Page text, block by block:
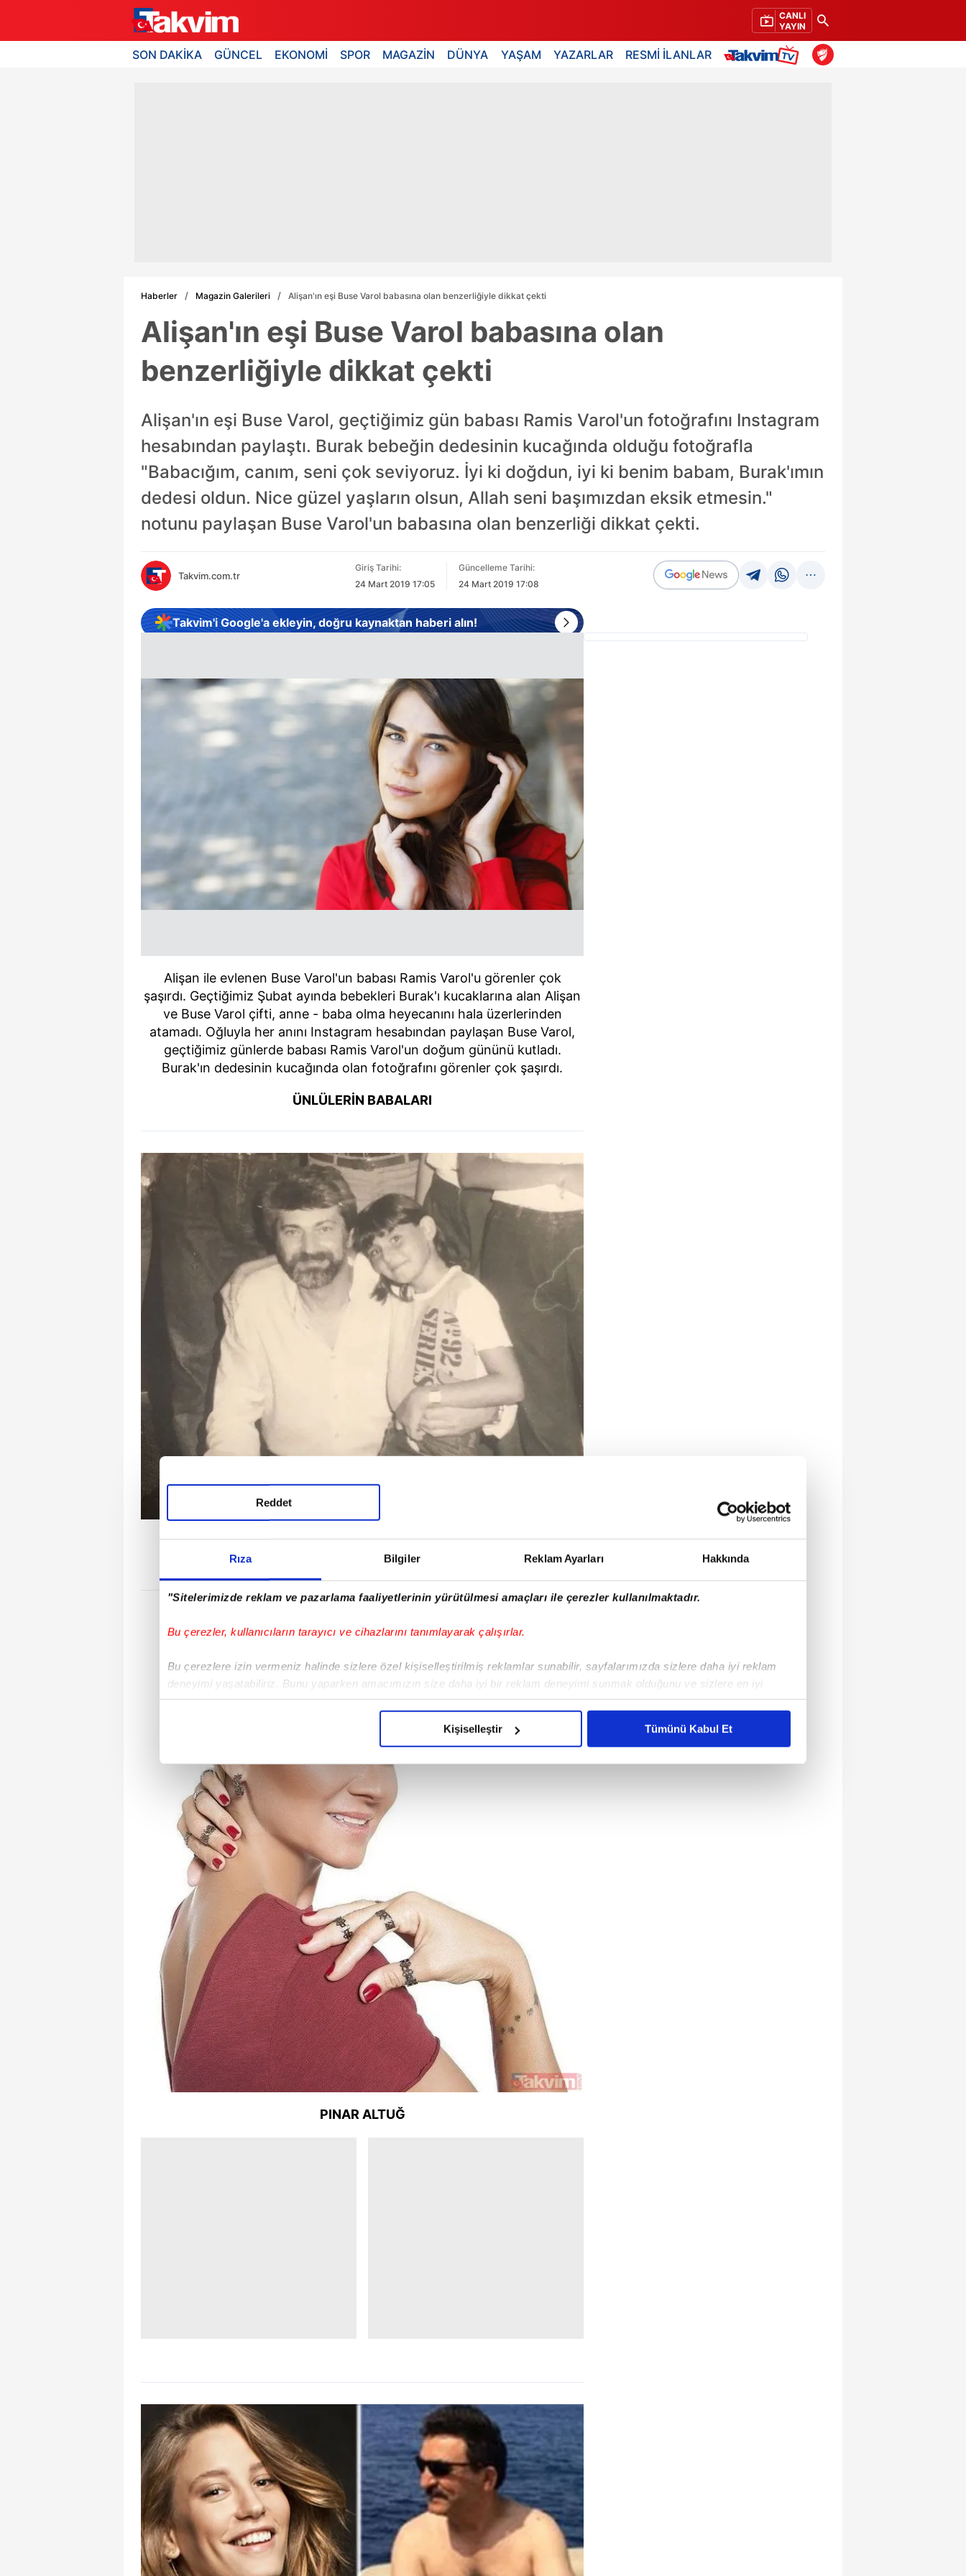
Rıza Bilgiler Reklam Ayarları Hakkında
"Sitelerimizde reklam ve pazarlama faaliyetlerinin yürütülmesi amaçları ile çerezler kullanılmaktadır.
Bu çerezler, kullanıcıların tarayıcı ve cihazlarını tanımlayarak çalışırlar.
Bu çerezlere izin vermeniz halinde sizlere özel kişiselleştirilmiş reklamlar sunabilir, sayfalarımızda sizlere daha iyi reklam
deneyimi yaşatabiliriz. Bunu yaparken amacımızın size daha iyi bir reklam deneyimi sunmak olduğunu ve sizlere en iyi
içerikleri sunabilmek adına elimizden gelen çabayı gösterdiğimizi ve bu noktada, reklamların maliyetlerimizi karşılamak
Sizlere daha iyi bir hizmet sunabilmek için İnternet Sitemizde kendimize ve üçüncü kişilere ait çerezler kullanılmaktadır. Bu
çerezler vasıtasıyla çeşitli kişisel verileriniz işlenmekte olup gerekli olan çerezler bilgi toplumu hizmetlerinin sunulması
amacıyla kullanılmaktadır. Diğer çerezler, sitemizin daha işlevsel kılınması ve kişiselleştirilmesi ve sizlere yönelik
reklam/pazarlama faaliyetlerinin yapılması, amaçlarıyla sınırlı olarak açık rızanız dahilinde kullanılacaktır.
Çerezlere ilişkin tercihlerinizi aşağıda yer alan panel vasıtasıyla belirleyebilirsiniz. Çerezlere ilişkin detaylı bilgi için Ayarlar
butonuna tıklayabilir,
Çerez Bilgilendirme Metnimizi
6698 sayılı Kişisel Verilerin Korunması Kanunu uyarınca hazırlanmış Aydınlatma Metnimizi okumak ve sitemizde ilgili
mevzuata uygun olarak kullanılan çerezlerle ilgili bilgi almak için lütfen
Reddet
Kişiselleştir Tümünü Kabul Et
CANLI
YAYIN
SON DAKİKA GÜNCEL EKONOMİ SPOR MAGAZİN DÜNYA YAŞAM YAZARLAR RESMİ İLANLAR
Haberler Magazin Galerileri Alişan'ın eşi Buse Varol babasına olan benzerliğiyle dikkat çekti
Alişan'ın eşi Buse Varol babasına olan
benzerliğiyle dikkat çekti
Alişan'ın eşi Buse Varol, geçtiğimiz gün babası Ramis Varol'un fotoğrafını Instagram
hesabından paylaştı. Burak bebeğin dedesinin kucağında olduğu fotoğrafla
"Babacığım, canım, seni çok seviyoruz. İyi ki doğdun, iyi ki benim babam, Burak'ımın
dedesi oldun. Nice güzel yaşların olsun, Allah seni başımızdan eksik etmesin."
notunu paylaşan Buse Varol'un babasına olan benzerliği dikkat çekti.
Takvim.com.tr
Giriş Tarihi:
24 Mart 2019 17:05
Güncelleme Tarihi:
24 Mart 2019 17:08
Takvim'i Google'a ekleyin, doğru kaynaktan haberi alın!
Alişan ile evlenen Buse Varol'un babası Ramis Varol'u görenler çok
şaşırdı. Geçtiğimiz Şubat ayında bebekleri Burak'ı kucaklarına alan Alişan
ve Buse Varol çifti, anne - baba olma heyecanını hala üzerlerinden
atamadı. Oğluyla her anını Instagram hesabından paylaşan Buse Varol,
geçtiğimiz günlerde babası Ramis Varol'un doğum gününü kutladı.
Burak'ın dedesinin kucağında olan fotoğrafını görenler çok şaşırdı.
ÜNLÜLERİN BABALARI
Çocuklar Duymasın dizisiyle yıldızı parlayan Pınar Altuğ çocukluk
fotoğrafını "Babam ve ben" notuyla Instagram'dan paylaştı.
PINAR ALTUĞ